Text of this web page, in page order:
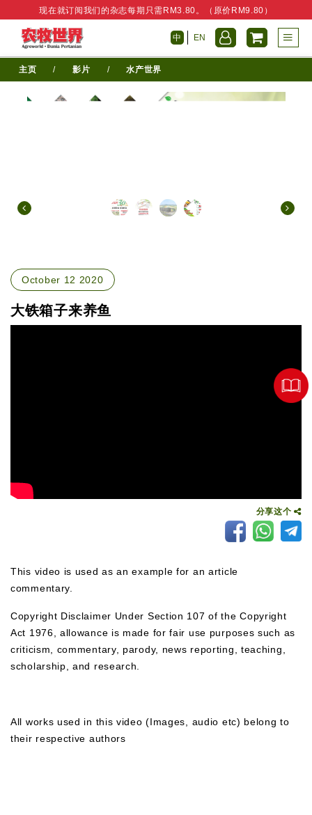
现在就订阅我们的杂志每期只需RM3.80。（原价RM9.80）
中 EN
主页 / 影片 / 水产世界
October 12 2020
大铁箱子来养鱼
分享这个
This video is used as an example for an article
commentary.
Copyright Disclaimer Under Section 107 of the Copyright
Act 1976, allowance is made for fair use purposes such as
criticism, commentary, parody, news reporting, teaching,
scholarship, and research.
All works used in this video (Images, audio etc) belong to
their respective authors